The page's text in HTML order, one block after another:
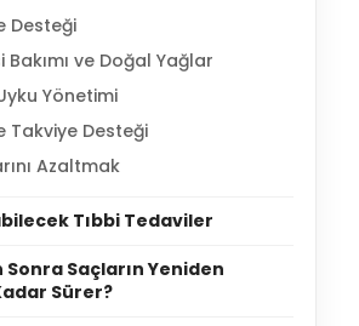
Desteği
Bakımı ve Doğal Yağlar
Yönetimi
Takviye Desteği
Azaltmak
Tıbbi Tedaviler
Saçların Yeniden
Sürer?